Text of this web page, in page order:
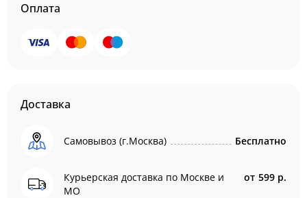
Оплата
Доставка
Самовывоз (г.Москва) Бесплатно
Курьерская доставка по Москве и
МО
от 599 р.